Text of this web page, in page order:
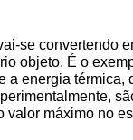
se convertendo
objeto. É o
energia
máximo no